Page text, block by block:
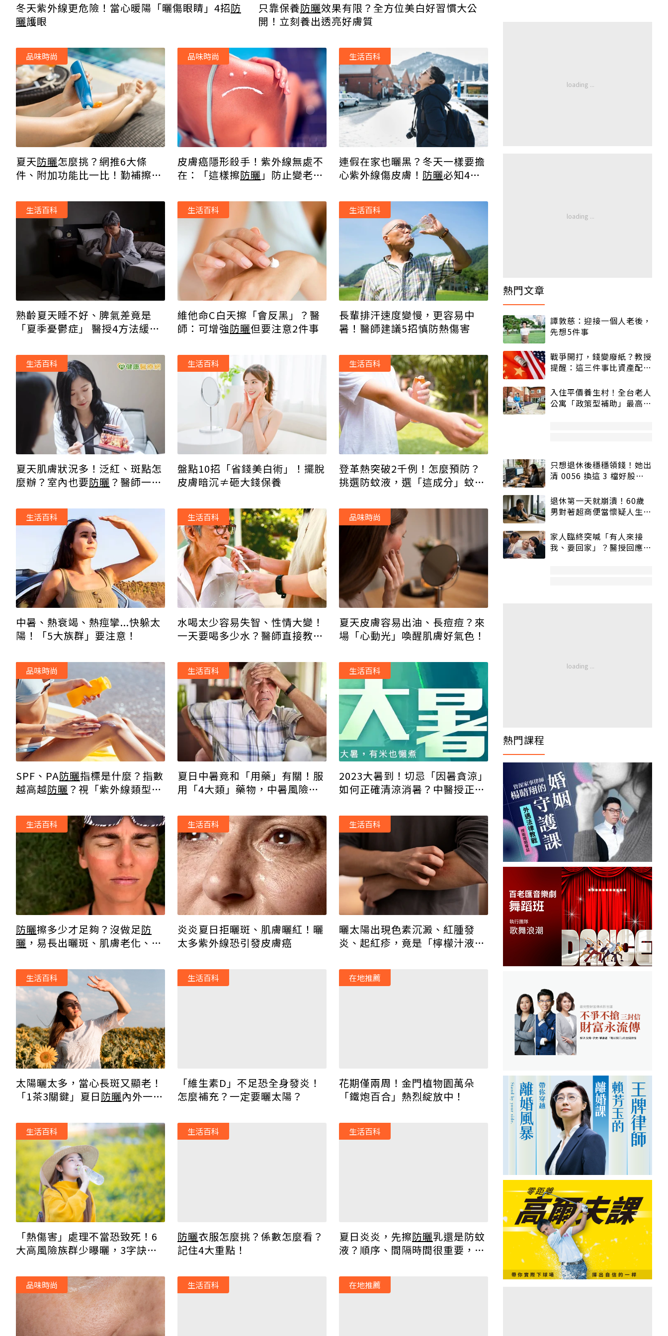
冬天紫外線更危險！當心暖陽「曬傷眼睛」4招防
曬護眼
只靠保養防曬效果有限？全方位美白好習慣大公
開！立刻養出透亮好膚質
夏天防曬怎麼挑？網推6大條
件、附加功能比一比！勤補擦免
品味時尚
皮膚癌隱形殺手！紫外線無處不
在：「這樣擦防曬 」防止變老又
品味時尚
連假在家也曬黑？冬天一樣要擔
心紫外線傷皮膚！ 防曬必知4重
生活百科
熟齡夏天睡不好、脾氣差竟是
「夏季憂鬱症」 醫授4方法緩解
生活百科
維他命C白天擦「會反黑」？醫
師：可增強防曬但要注意2件事
生活百科
長輩排汗速度變慢，更容易中
暑！醫師建議5招慎防熱傷害
生活百科
夏天肌膚狀況多！泛紅、斑點怎
麼辦？室內也要防曬 ？醫師一次
生活百科
盤點10招「省錢美白術」！擺脫
皮膚暗沉≠砸大錢保養
生活百科
登革熱突破2千例！怎麼預防？
挑選防蚊液，選「這成分」蚊子
生活百科
中暑、熱衰竭、熱痙攣...快躲太
陽！「5大族群」要注意！
生活百科
水喝太少容易失智、性情大變！
一天要喝多少水？醫師直接教你
生活百科
夏天皮膚容易出油、長痘痘？來
場「心動光」喚醒肌膚好氣色！
品味時尚
SPF、PA防曬指標是什麼？指數
越高越防曬 ？視「紫外線類型」
品味時尚
夏日中暑竟和「用藥」有關！服
用「4大類」藥物，中暑風險遽
生活百科
2023大暑到！切忌「因暑貪涼」
如何正確清涼消暑？中醫授正確
生活百科
防曬擦多少才足夠？沒做足防
曬 ，易長出曬斑、肌膚老化、嚴
生活百科
炎炎夏日拒曬斑、肌膚曬紅！曬
太多紫外線恐引發皮膚癌
生活百科
曬太陽出現色素沉澱、紅腫發
炎、起紅疹，竟是「檸檬汁液」
皮膚炎」
生活百科
太陽曬太多，當心長斑又顯老！
「1茶3關鍵」夏日防曬內外一次
生活百科
「維生素D」不足恐全身發炎！
怎麼補充？一定要曬太陽？
生活百科
花期僅兩周！金門植物園萬朵
「鐵炮百合」熱烈綻放中！
在地推薦
「熱傷害」處理不當恐致死！6
大高風險族群少曝曬，3字訣預
生活百科
防曬衣服怎麼挑？係數怎麼看？
記住4大重點！
生活百科
夏日炎炎，先擦防曬乳還是防蚊
液？順序、間隔時間很重要，搞
生活百科
品味時尚 生活百科 在地推薦
熱門文章
譚敦慈：迎接一個人老後，
先想5件事
戰爭開打，錢變廢紙？教授
提醒：這三件事比資產配置
入住平價養生村！全台老人
公寓「政策型補助」最高打
只想退休後穩穩領錢！她出
清 0056 換這 3 檔好股：
退休第一天就崩潰！60歲
男對著超商便當懷疑人生
家人臨終突喊「有人來接
我、要回家」？醫授回應方
熱門課程